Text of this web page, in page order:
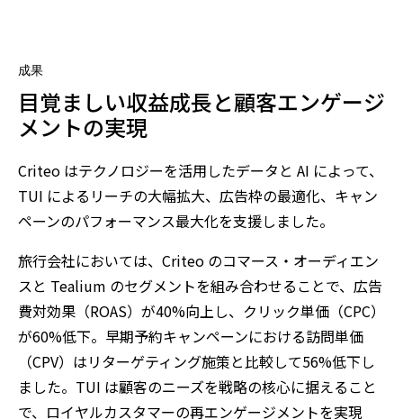
成果
目覚ましい収益成長と顧客エンゲージ
メントの実現
Criteo はテクノロジーを活用したデータと AI によって、
TUI によるリーチの大幅拡大、広告枠の最適化、キャン
ペーンのパフォーマンス最大化を支援しました。
旅行会社においては、Criteo のコマース・オーディエン
スと Tealium のセグメントを組み合わせることで、広告
費対効果（ROAS）が40%向上し、クリック単価（CPC）
が60%低下。早期予約キャンペーンにおける訪問単価
（CPV）はリターゲティング施策と比較して56%低下し
ました。TUI は顧客のニーズを戦略の核心に据えること
で、ロイヤルカスタマーの再エンゲージメントを実現